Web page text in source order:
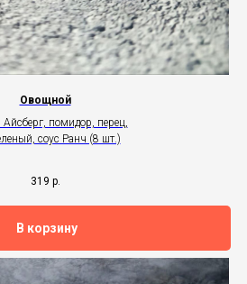
Овощной
Айсберг, помидор, перец,
соус Ранч (8 шт.)
319 р.
В корзину